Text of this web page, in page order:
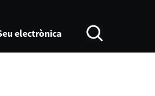
electrònica